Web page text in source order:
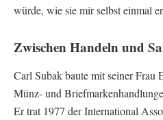
würde, wie sie mir selbst einmal
Zwischen Handeln und
Carl Subak baute mit seiner Frau
Münz- und
Er trat 1977 der International